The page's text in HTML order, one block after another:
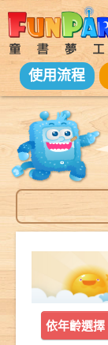
使用流程
依年齡選擇